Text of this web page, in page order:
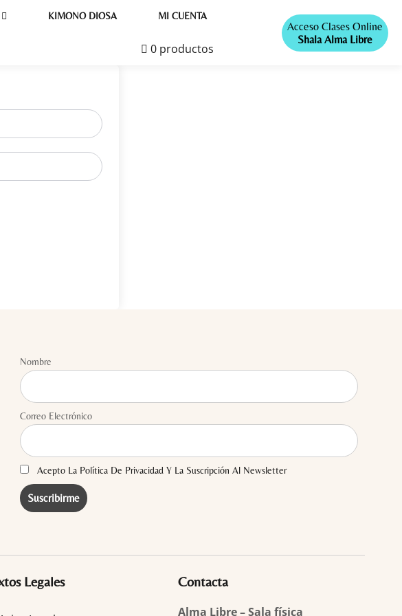
KIMONO DIOSA MI CUENTA
0 productos
Acceso Clases Online
Shala Alma Libre
Nombre
Correo Electrónico
Acepto La Política De Privacidad Y La Suscripción Al Newsletter
Legales Contacta
Alma Libre – Sala física